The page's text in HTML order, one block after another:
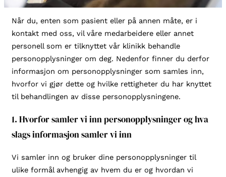
Når du, enten som pasient eller på annen måte, er i
kontakt med oss, vil våre medarbeidere eller annet
personell som er tilknyttet vår klinikk behandle
personopplysninger om deg. Nedenfor finner du derfor
informasjon om personopplysninger som samles inn,
hvorfor vi gjør dette og hvilke rettigheter du har knyttet
til behandlingen av disse personopplysningene.
1. Hvorfor samler vi inn personopplysninger og hva
slags informasjon samler vi inn
Vi samler inn og bruker dine personopplysninger til
ulike formål avhengig av hvem du er og hvordan vi